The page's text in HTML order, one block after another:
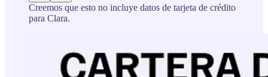
Creemos que esto no incluye datos de tarjeta de crédito
para Clara.